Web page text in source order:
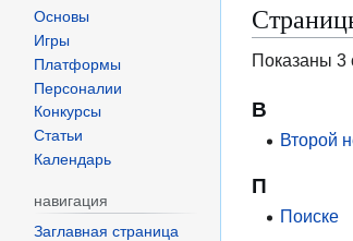
Перейти
к
навигации
Перейти
к
поиску
Показаны 3
В
Второй
П
Поиске
Основы
Игры
Платформы
Персоналии
Конкурсы
Статьи
Календарь
навигация
Заглавная страница